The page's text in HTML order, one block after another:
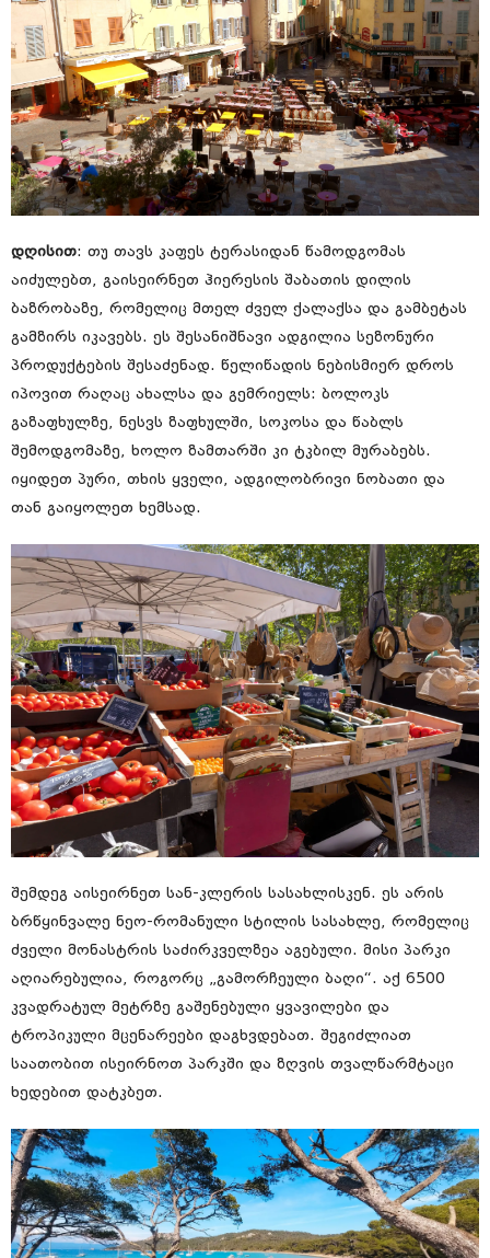
დღისით: თუ თავს კაფეს ტერასიდან წამოდგომას
აიძულებთ, გაისეირნეთ ჰიერესის შაბათის დილის
ბაზრობაზე, რომელიც მთელ ძველ ქალაქსა და გამბეტას
გამზირს იკავებს. ეს შესანიშნავი ადგილია სეზონური
პროდუქტების შესაძენად. წელიწადის ნებისმიერ დროს
იპოვით რაღაც ახალსა და გემრიელს: ბოლოკს
გაზაფხულზე, ნესვს ზაფხულში, სოკოსა და წაბლს
შემოდგომაზე, ხოლო ზამთარში კი ტკბილ მურაბებს.
იყიდეთ პური, თხის ყველი, ადგილობრივი ნობათი და
თან გაიყოლეთ ხემსად.
შემდეგ აისეირნეთ სან-კლერის სასახლისკენ. ეს არის
ბრწყინვალე ნეო-რომანული სტილის სასახლე, რომელიც
ძველი მონასტრის საძირკველზეა აგებული. მისი პარკი
აღიარებულია, როგორც „გამორჩეული ბაღი“. აქ 6500
კვადრატულ მეტრზე გაშენებული ყვავილები და
ტროპიკული მცენარეები დაგხვდებათ. შეგიძლიათ
საათობით ისეირნოთ პარკში და ზღვის თვალწარმტაცი
ხედებით დატკბეთ.